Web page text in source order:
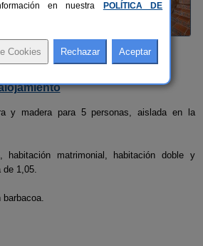
y madera para 5 personas, aislada en la
habitación matrimonial, habitación doble y
de 1,05.
barbacoa.
en nuestra
POLÍTICA DE